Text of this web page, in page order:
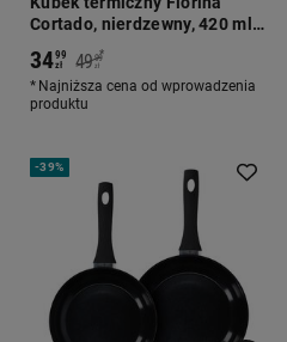
Cortado, nierdzewny, 420 ml,
ciemnobeżowy
3499
zł 49 99
zł
*
Najniższa cena od wprowadzenia
produktu
-39%